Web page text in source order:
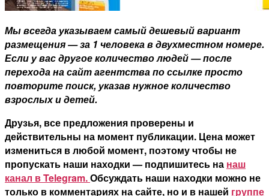
Мы всегда указываем самый дешевый вариант
размещения — за 1 человека в двухместном номере.
Если у вас другое количество людей — после
перехода на сайт агентства по ссылке просто
повторите поиск, указав нужное количество
взрослых и детей.
Друзья, все предложения проверены и
действительны на момент публикации. Цена может
измениться в любой момент, поэтому чтобы не
пропускать наши находки — подпишитесь на наш
канал в Telegram.Обсуждать наши находки можно не
только в комментариях на сайте, но и в нашей группе